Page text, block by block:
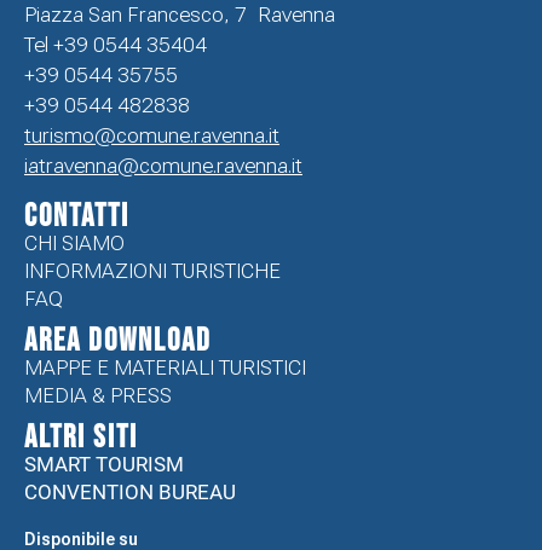
Piazza San Francesco, 7 Ravenna
Tel +39 0544 35404
+39 0544 35755
+39 0544 482838
turismo@comune.ravenna.it
iatravenna@comune.ravenna.it
CONTATTI
CHI SIAMO
INFORMAZIONI TURISTICHE
FAQ
Area Download
MAPPE E MATERIALI TURISTICI
MEDIA & PRESS
ALTRI SITI
SMART TOURISM
CONVENTION BUREAU
Disponibile su